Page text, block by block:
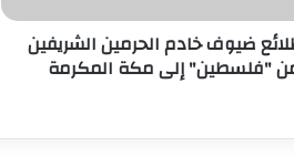
ع
خ
ضيوف خادم الحرمين الشريفين
"فلسطين" إلى مكة المكرمة